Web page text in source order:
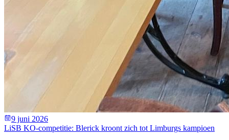
9 juni 2026
LiSB KO-competitie: Blerick kroont zich tot Limburgs kampioen